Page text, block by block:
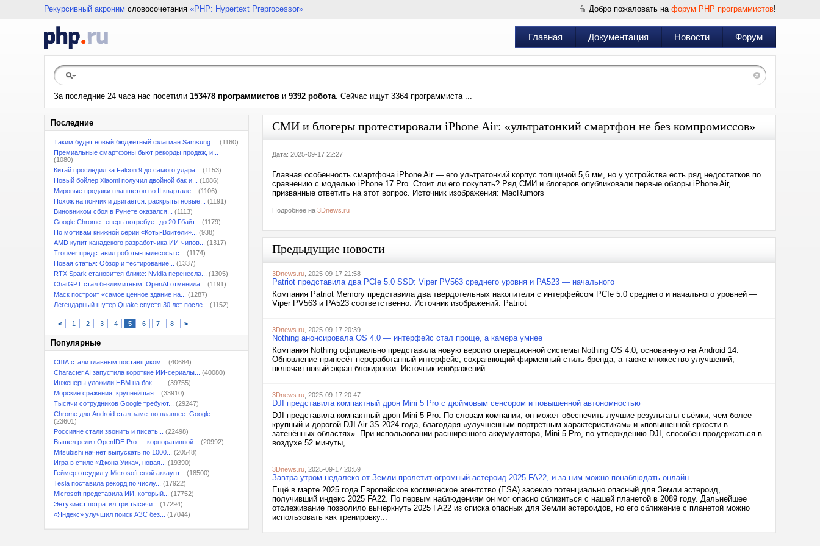
Рекурсивный акроним словосочетания «PHP: Hypertext Preprocessor» Добро пожаловать на форум PHP программистов!
Главная Документация Новости Форум
За последние 24 часа нас посетили 153478 программистов и 9392 робота. Сейчас ищут 3364 программиста ...
Последние
Таким будет новый бюджетный флагман Samsung:...
(1160)
Премиальные смартфоны бьют рекорды продаж, и...
(1080)
Китай проследил за Falcon 9 до самого удара...
(1153)
Новый бойлер Xiaomi получил двойной бак и...
(1086)
Мировые продажи планшетов во II квартале...
(1106)
Похож на пончик и двигается: раскрыты новые...
(1191)
Виновником сбоя в Рунете оказался...
(1113)
Google Chrome теперь потребует до 20 Гбайт...
(1179)
По мотивам книжной серии «Коты-Воители»...
(938)
AMD купит канадского разработчика ИИ-чипов...
(1317)
Trouver представил роботы-пылесосы с...
(1174)
Новая статья: Обзор и тестирование...
(1337)
RTX Spark становится ближе: Nvidia перенесла...
(1305)
ChatGPT стал безлимитным: OpenAI отменила...
(1191)
Маск построит «самое ценное здание на...
(1287)
Легендарный шутер Quake спустя 30 лет после...
(1152)
< 1 2 3 4 5 6 7 8 >
Популярные
США стали главным поставщиком...
(40684)
Character.AI запустила короткие ИИ-сериалы...
(40080)
Инженеры уложили HBM на бок —...
(39755)
Морские сражения, крупнейшая...
(33910)
Тысячи сотрудников Google требуют...
(29247)
Chrome для Android стал заметно плавнее: Google...
(23601)
Россияне стали звонить и писать...
(22498)
Вышел релиз OpenIDE Pro — корпоративной...
(20992)
Mitsubishi начнёт выпускать по 1000...
(20548)
Игра в стиле «Джона Уика», новая...
(19390)
Геймер отсудил у Microsoft свой аккаунт...
(18500)
Tesla поставила рекорд по числу...
(17922)
Microsoft представила ИИ, который...
(17752)
Энтузиаст потратил три тысячи...
(17294)
«Яндекс» улучшил поиск АЗС без...
(17044)
СМИ и блогеры протестировали iPhone Air: «ультратонкий смартфон не без компромиссов»
Дата: 2025-09-17 22:27
Главная особенность смартфона iPhone Air — его ультратонкий корпус толщиной 5,6 мм, но у устройства есть ряд недостатков по
сравнению с моделью iPhone 17 Pro. Стоит ли его покупать? Ряд СМИ и блогеров опубликовали первые обзоры iPhone Air,
призванные ответить на этот вопрос. Источник изображения: MacRumors
Подробнее на 3Dnews.ru
Предыдущие новости
3Dnews.ru , 2025-09-17 21:58
Patriot представила два PCIe 5.0 SSD: Viper PV563 среднего уровня и PA523 — начального
Компания Patriot Memory представила два твердотельных накопителя с интерфейсом PCIe 5.0 среднего и начального уровней —
Viper PV563 и PA523 соответственно. Источник изображений: Patriot
3Dnews.ru , 2025-09-17 20:39
Nothing анонсировала OS 4.0 — интерфейс стал проще, а камера умнее
Компания Nothing официально представила новую версию операционной системы Nothing OS 4.0, основанную на Android 14.
Обновление принесёт переработанный интерфейс, сохраняющий фирменный стиль бренда, а также множество улучшений,
включая новый экран блокировки. Источник изображений:...
3Dnews.ru , 2025-09-17 20:47
DJI представила компактный дрон Mini 5 Pro с дюймовым сенсором и повышенной автономностью
DJI представила компактный дрон Mini 5 Pro. По словам компании, он может обеспечить лучшие результаты съёмки, чем более
крупный и дорогой DJI Air 3S 2024 года, благодаря «улучшенным портретным характеристикам» и «повышенной яркости в
затенённых областях». При использовании расширенного аккумулятора, Mini 5 Pro, по утверждению DJI, способен продержаться в
воздухе 52 минуты,...
3Dnews.ru , 2025-09-17 20:59
Завтра утром недалеко от Земли пролетит огромный астероид 2025 FA22, и за ним можно понаблюдать онлайн
Ещё в марте 2025 года Европейское космическое агентство (ESA) засекло потенциально опасный для Земли астероид,
получивший индекс 2025 FA22. По первым наблюдениям он мог опасно сблизиться с нашей планетой в 2089 году. Дальнейшее
отслеживание позволило вычеркнуть 2025 FA22 из списка опасных для Земли астероидов, но его сближение с планетой можно
использовать как тренировку...